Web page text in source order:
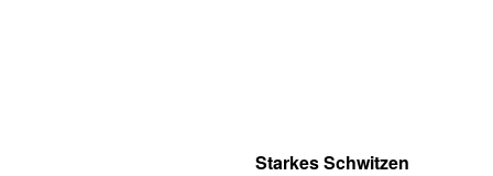
Starkes Schwitzen